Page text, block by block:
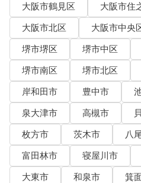
大阪市鶴見区
大阪市住
大阪市北区
大阪市中央
堺市堺区
堺市中区
堺市南区
堺市北区
岸和田市
豊中市
泉大津市
高槻市
枚方市
茨木市 八
富田林市
寝屋川市
大東市
和泉市 箕